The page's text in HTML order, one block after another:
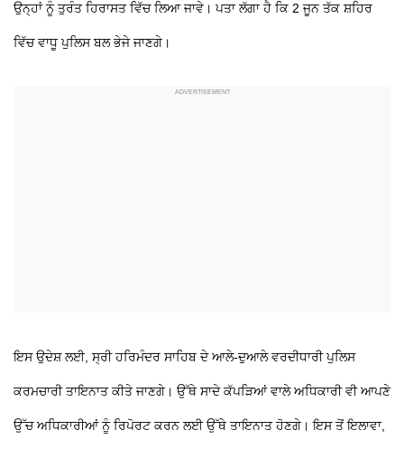
ਉਨ੍ਹਾਂ ਨੂੰ ਤੁਰੰਤ ਹਿਰਾਸਤ ਵਿੱਚ ਲਿਆ ਜਾਵੇ। ਪਤਾ ਲੱਗਾ ਹੈ ਕਿ 2 ਜੂਨ ਤੱਕ ਸ਼ਹਿਰ
ਵਿੱਚ ਵਾਧੂ ਪੁਲਿਸ ਬਲ ਭੇਜੇ ਜਾਣਗੇ।
ਇਸ ਉਦੇਸ਼ ਲਈ, ਸ੍ਰੀ ਹਰਿਮੰਦਰ ਸਾਹਿਬ ਦੇ ਆਲੇ-ਦੁਆਲੇ ਵਰਦੀਧਾਰੀ ਪੁਲਿਸ
ਕਰਮਚਾਰੀ ਤਾਇਨਾਤ ਕੀਤੇ ਜਾਣਗੇ। ਉੱਥੇ ਸਾਦੇ ਕੱਪੜਿਆਂ ਵਾਲੇ ਅਧਿਕਾਰੀ ਵੀ ਆਪਣੇ
ਉੱਚ ਅਧਿਕਾਰੀਆਂ ਨੂੰ ਰਿਪੋਰਟ ਕਰਨ ਲਈ ਉੱਥੇ ਤਾਇਨਾਤ ਹੋਣਗੇ। ਇਸ ਤੋਂ ਇਲਾਵਾ,